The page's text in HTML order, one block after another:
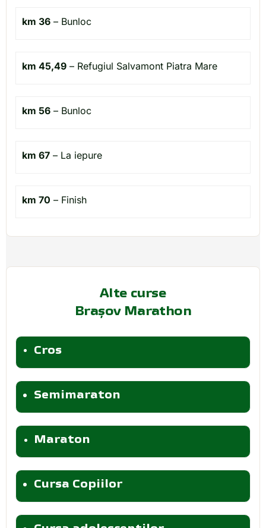
km 36 – Bunloc
km 45,49 – Refugiul Salvamont Piatra Mare
km 56 – Bunloc
km 67 – La iepure
km 70 – Finish
Alte curse
Brașov Marathon
Cros
Semimaraton
Maraton
Cursa Copiilor